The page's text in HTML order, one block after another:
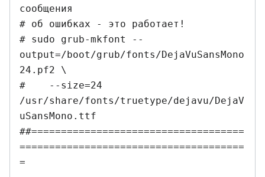
сообщения
# об ошибках - это работает!
# sudo grub-mkfont --
output=/boot/grub/fonts/DejaVuSansMono
24.pf2 \
#    --size=24
/usr/share/fonts/truetype/dejavu/DejaV
uSansMono.ttf
##====================================
======================================
=